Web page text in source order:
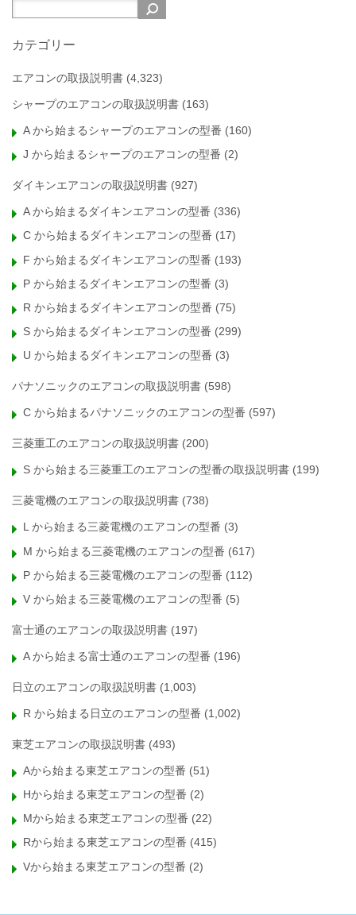
カテゴリー
エアコンの取扱説明書 (4,323)
シャープのエアコンの取扱説明書 (163)
A から始まるシャープのエアコンの型番 (160)
J から始まるシャープのエアコンの型番 (2)
ダイキンエアコンの取扱説明書 (927)
A から始まるダイキンエアコンの型番 (336)
C から始まるダイキンエアコンの型番 (17)
F から始まるダイキンエアコンの型番 (193)
P から始まるダイキンエアコンの型番 (3)
R から始まるダイキンエアコンの型番 (75)
S から始まるダイキンエアコンの型番 (299)
U から始まるダイキンエアコンの型番 (3)
パナソニックのエアコンの取扱説明書 (598)
C から始まるパナソニックのエアコンの型番 (597)
三菱重工のエアコンの取扱説明書 (200)
S から始まる三菱重工のエアコンの型番の取扱説明書 (199)
三菱電機のエアコンの取扱説明書 (738)
L から始まる三菱電機のエアコンの型番 (3)
M から始まる三菱電機のエアコンの型番 (617)
P から始まる三菱電機のエアコンの型番 (112)
V から始まる三菱電機のエアコンの型番 (5)
富士通のエアコンの取扱説明書 (197)
A から始まる富士通のエアコンの型番 (196)
日立のエアコンの取扱説明書 (1,003)
R から始まる日立のエアコンの型番 (1,002)
東芝エアコンの取扱説明書 (493)
Aから始まる東芝エアコンの型番 (51)
Hから始まる東芝エアコンの型番 (2)
Mから始まる東芝エアコンの型番 (22)
Rから始まる東芝エアコンの型番 (415)
Vから始まる東芝エアコンの型番 (2)